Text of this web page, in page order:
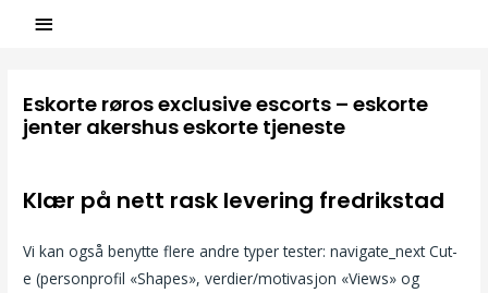
Eskorte røros exclusive escorts – eskorte
jenter akershus eskorte tjeneste
Klær på nett rask levering fredrikstad
Vi kan også benytte flere andre typer tester: navigate_next Cut-
e (personprofil «Shapes», verdier/motivasjon «Views» og